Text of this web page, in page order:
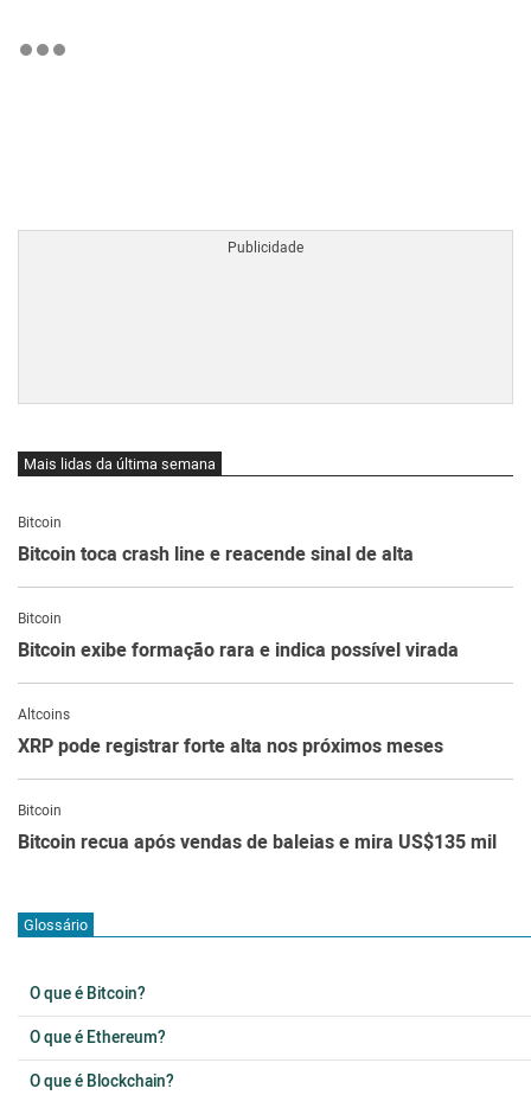
Mais lidas da última semana
Bitcoin
Bitcoin toca crash line e reacende sinal de alta
Bitcoin
Bitcoin exibe formação rara e indica possível virada
Altcoins
XRP pode registrar forte alta nos próximos meses
Bitcoin
Bitcoin recua após vendas de baleias e mira US$135 mil
Glossário
O que é Bitcoin?
O que é Ethereum?
O que é Blockchain?